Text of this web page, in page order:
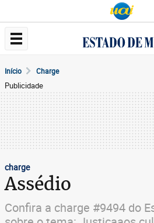
Início Charge
Publicidade
charge
Assédio
Confira a charge #9494 do